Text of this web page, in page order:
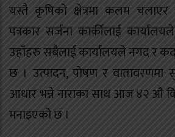
यस्तै कृषिको क्षेत्रमा कलम
पत्रकार सर्जना कार्कीलाई
उहाँहरु सबैलाई कार्यालयले नगद र
छ । उत्पादन, पाेषण र वातावरणमा
आधार भन्ने नाराका साथ आज ४२ औ
मनाइएको छ ।